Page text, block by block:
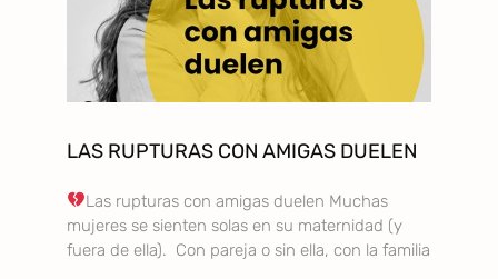
LAS RUPTURAS CON AMIGAS DUELEN
Las rupturas con amigas duelen Muchas
mujeres se sienten solas en su maternidad (y
fuera de ella). Con pareja o sin ella, con la familia